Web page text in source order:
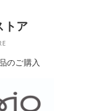
トア
のご購入